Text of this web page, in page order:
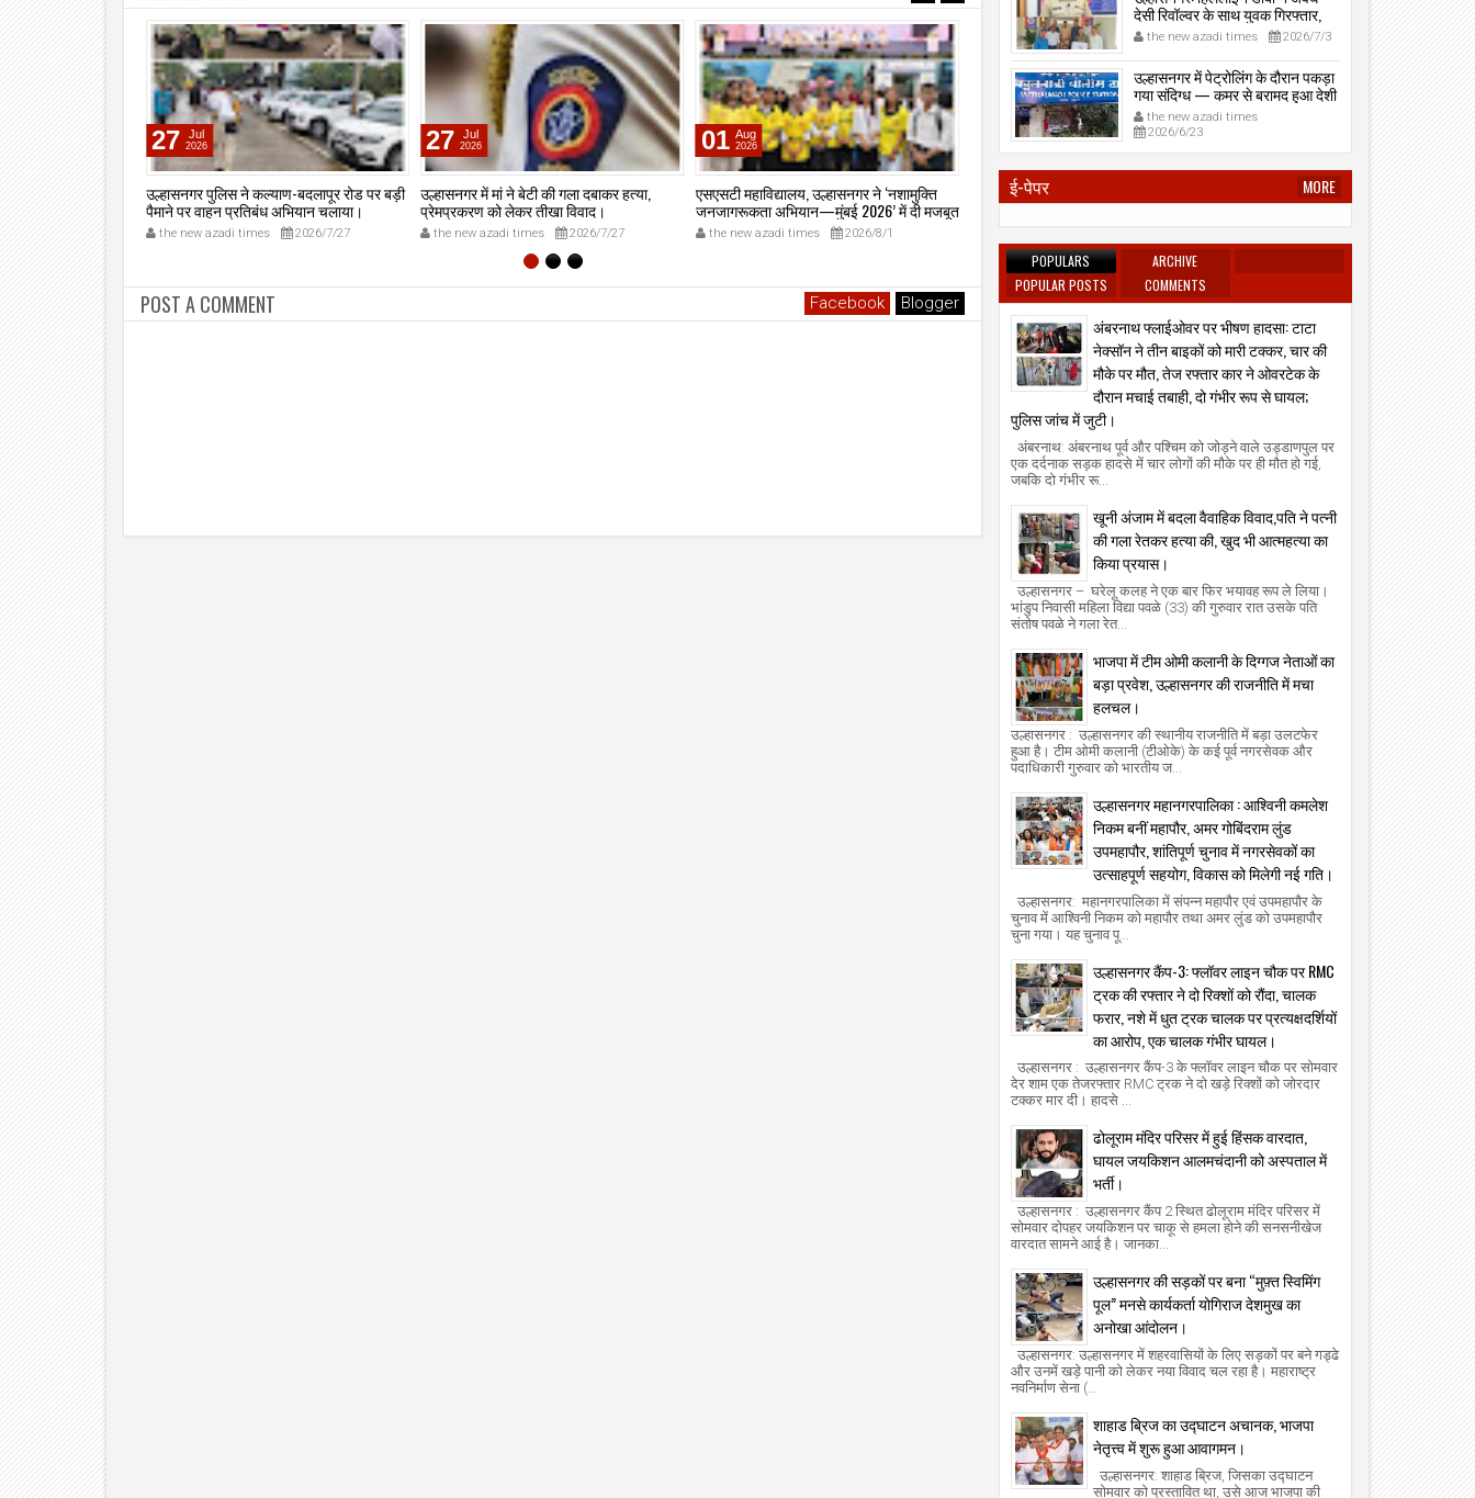
27 Jul
2026
उल्हासनगर पुलिस ने कल्याण-बदलापूर रोड पर बड़ी
पैमाने पर वाहन प्रतिबंध अभियान चलाया।
the new azadi times 2026/7/27
27 Jul
2026
उल्हासनगर में मां ने बेटी की गला दबाकर हत्या,
प्रेमप्रकरण को लेकर तीखा विवाद।
the new azadi times 2026/7/27
01 Aug
2026
एसएसटी महाविद्यालय, उल्हासनगर ने ‘नशामुक्ति
जनजागरूकता अभियान—मुंबई 2026’ में दी मजबूत
मौजूदगी, मुख्यमंत्री देवेंद्र फडणवीस की मौजूदगी में
मुंबई के एनएससीआई डोम में आयोजित शपथ ग्रहण
गया; छात्रों ने प्रत्यक्ष व ऑनलाइन हिस्सेदारी कर
समाज में नशामुक्ति का संदेश फैलाया।
the new azadi times 2026/8/1
Aug
उल्हासनगर म्यूनिसिपल कमिश्नर मनिषा आव्हाळे ने
स्कूल नं. 24 का "घे भरारी" कार्यक्रम का निरीक्षण
किया।
उल्हासनगर: सिंधू युथ सर्कल — एमएम जिम
खिलाडियों ने जिला व राज्य स्तर पर दबदबा
कई पदक साथ लेकर लौटे।
POST A COMMENT Facebook Blogger
देसी रिवॉल्वर के साथ युवक गिरफ्तार,
प्रेमनगर टेकडी से देसी रिवॉल्वर व
काडतूस जप्त, इलीगल हथियार साथ
पकड़ा गया युवक एक दिन की पोलीस
कोठडी में।
the new azadi times 2026/7/3
उल्हासनगर में पेट्रोलिंग के दौरान पकड़ा
गया संदिग्ध — कमर से बरामद हुआ देशी
रिवॉल्वर।
the new azadi times
2026/6/23
ई-पेपर MORE
POPULARS
ARCHIVE
POPULAR POSTS
COMMENTS
अंबरनाथ फ्लाईओवर पर भीषण हादसा: टाटा
नेक्सॉन ने तीन बाइकों को मारी टक्कर, चार की
मौके पर मौत, तेज रफ्तार कार ने ओवरटेक के
दौरान मचाई तबाही, दो गंभीर रूप से घायल;
पुलिस जांच में जुटी।
अंबरनाथ: अंबरनाथ पूर्व और पश्चिम को जोड़ने वाले उड्डाणपुल पर
एक दर्दनाक सड़क हादसे में चार लोगों की मौके पर ही मौत हो गई,
जबकि दो गंभीर रू...
खूनी अंजाम में बदला वैवाहिक विवाद,पति ने पत्नी
की गला रेतकर हत्या की, खुद भी आत्महत्या का
किया प्रयास।
उल्हासनगर – घरेलू कलह ने एक बार फिर भयावह रूप ले लिया।
भांडुप निवासी महिला विद्या पवळे (33) की गुरुवार रात उसके पति
संतोष पवळे ने गला रेत...
भाजपा में टीम ओमी कलानी के दिग्गज नेताओं का
बड़ा प्रवेश, उल्हासनगर की राजनीति में मचा
हलचल।
उल्हासनगर : उल्हासनगर की स्थानीय राजनीति में बड़ा उलटफेर
हुआ है। टीम ओमी कलानी (टीओके) के कई पूर्व नगरसेवक और
पदाधिकारी गुरुवार को भारतीय ज...
उल्हासनगर महानगरपालिका : आश्विनी कमलेश
निकम बनीं महापौर, अमर गोबिंदराम लुंड
उपमहापौर, शांतिपूर्ण चुनाव में नगरसेवकों का
उत्साहपूर्ण सहयोग, विकास को मिलेगी नई गति।
उल्हासनगर: महानगरपालिका में संपन्न महापौर एवं उपमहापौर के
चुनाव में आश्विनी निकम को महापौर तथा अमर लुंड को उपमहापौर
चुना गया। यह चुनाव पू...
उल्हासनगर कैंप-3: फ्लॉवर लाइन चौक पर RMC
ट्रक की रफ्तार ने दो रिक्शों को रौंदा, चालक
फरार, नशे में धुत ट्रक चालक पर प्रत्यक्षदर्शियों
का आरोप, एक चालक गंभीर घायल।
उल्हासनगर : उल्हासनगर कैंप-3 के फ्लॉवर लाइन चौक पर सोमवार
देर शाम एक तेजरफ्तार RMC ट्रक ने दो खड़े रिक्शों को जोरदार
टक्कर मार दी। हादसे ...
ढोलूराम मंदिर परिसर में हुई हिंसक वारदात,
घायल जयकिशन आलमचंदानी को अस्पताल में
भर्ती।
उल्हासनगर : उल्हासनगर कैंप 2 स्थित ढोलूराम मंदिर परिसर में
सोमवार दोपहर जयकिशन पर चाकू से हमला होने की सनसनीखेज
वारदात सामने आई है। जानका...
उल्हासनगर की सड़कों पर बना “मुफ़्त स्विमिंग
पूल” मनसे कार्यकर्ता योगिराज देशमुख का
अनोखा आंदोलन।
उल्हासनगर: उल्हासनगर में शहरवासियों के लिए सड़कों पर बने गड्ढे
और उनमें खड़े पानी को लेकर नया विवाद चल रहा है। महाराष्ट्र
नवनिर्माण सेना (...
शाहाड ब्रिज का उद्घाटन अचानक, भाजपा
नेतृत्त्व में शुरू हुआ आवागमन।
उल्हासनगर: शाहाड ब्रिज, जिसका उद्घाटन
सोमवार को प्रस्तावित था, उसे आज भाजपा की